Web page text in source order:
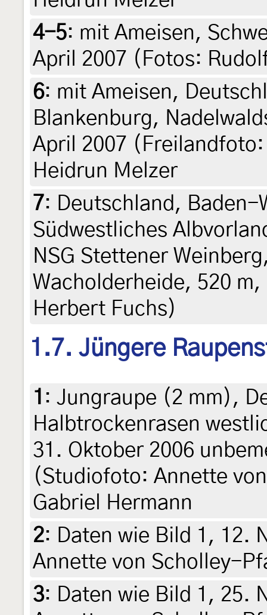
4-5: mit Ameisen,
April 2007 (Fotos:
6: mit Ameisen,
Blankenburg,
April 2007
Heidrun Melzer
7: Deutschland, Baden-
Südwestliches
NSG Stettener
Wacholderheide, 520
Herbert Fuchs)
1.7. Jüngere
1 : Jungraupe (2 mm),
Halbtrockenrasen
31. Oktober 2006
(Studiofoto: Annette
Gabriel Hermann
2: Daten wie Bild 1, 12.
Annette von Scholley-
3: Daten wie Bild 1, 25.